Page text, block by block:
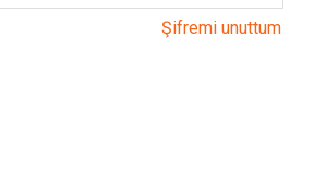
Şifremi unuttum